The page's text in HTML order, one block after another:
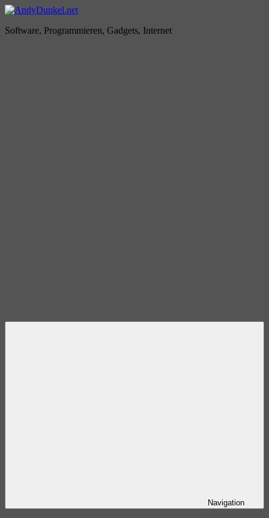
Zum
springen
AndyDunkel.net
Software, Programmieren, Gadgets, Internet
Navigation